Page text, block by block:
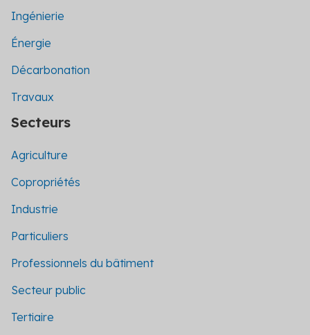
Ingénierie
Énergie
Décarbonation
Travaux
Secteurs
Agriculture
Copropriétés
Industrie
Particuliers
Professionnels du bâtiment
Secteur public
Tertiaire